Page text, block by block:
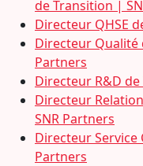
de Transition |
Directeur QHSE
Directeur Qualité
Partners
Directeur R&D
Directeur
SNR Partners
Directeur Service
Partners